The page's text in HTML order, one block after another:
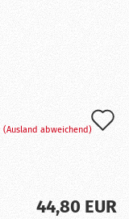
(Ausland abweichend)
44,80 EUR